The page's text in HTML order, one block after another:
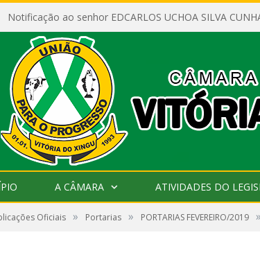
Notificação ao senhor EDCARLOS UCHOA SILVA
A CÂMARA ATIVIDADES DO
Oficiais » Portarias » PORTARIAS FEVEREIRO/2019 »